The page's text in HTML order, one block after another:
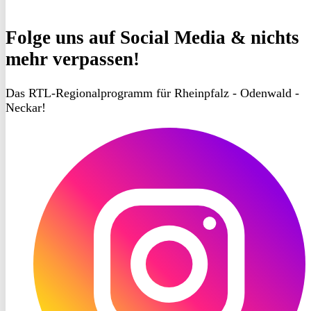
Folge uns auf Social Media & nichts
mehr verpassen!
Das RTL-Regionalprogramm für Rheinpfalz - Odenwald -
Neckar!
Instagram